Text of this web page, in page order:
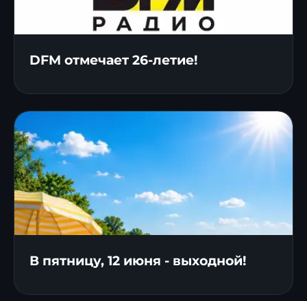
DFM отмечает 26-летие!
В пятницу, 12 июня - выходной!